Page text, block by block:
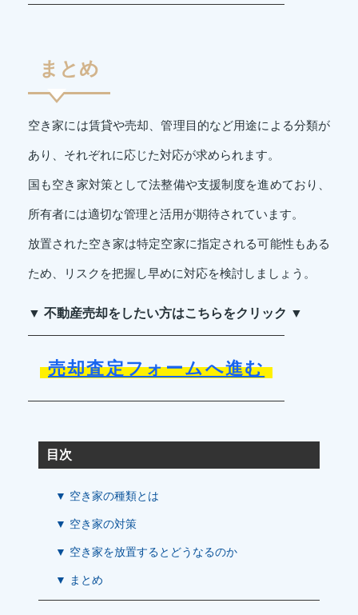
まとめ
空き家には賃貸や売却、管理目的など用途による分類が
あり、それぞれに応じた対応が求められます。
国も空き家対策として法整備や支援制度を進めており、
所有者には適切な管理と活用が期待されています。
放置された空き家は特定空家に指定される可能性もある
ため、リスクを把握し早めに対応を検討しましょう。
▼ 不動産売却をしたい方はこちらをクリック ▼
売却査定フォームへ進む
目次
▼ 空き家の種類とは
▼ 空き家の対策
▼ 空き家を放置するとどうなるのか
▼ まとめ